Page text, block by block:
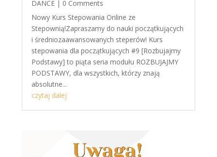
DANCE| 0 Comments
Nowy Kurs Stepowania Online ze
Stepownią!Zapraszamy do nauki początkujących
i średniozaawansowanych steperów! Kurs
stepowania dla początkujących #9 [Rozbujajmy
Podstawy] to piąta seria modułu ROZBUJAJMY
PODSTAWY, dla wszystkich, którzy znają
absolutne...
czytaj dalej